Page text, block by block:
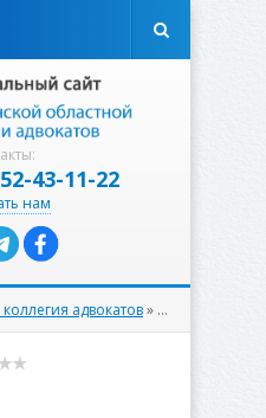
43-11-22
нам
адвокатов» Правовое